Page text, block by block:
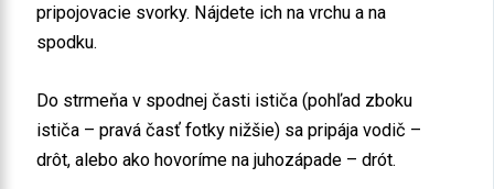
pripojovacie svorky. Nájdete ich na vrchu a na
spodku.
Do strmeňa v spodnej časti ističa (pohľad zboku
ističa – pravá časť fotky nižšie) sa pripája vodič –
drôt, alebo ako hovoríme na juhozápade – drót.